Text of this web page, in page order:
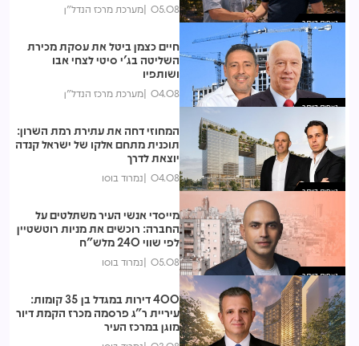
נצפות ביותר
05.08 מערכת מרכז הנדל"ן
נצפות ביותר
חיים כצמן ביטל את עסקת מכירת
השליטה בג'י סיטי לצחי אבו
ושותפיו
04.08 מערכת מרכז הנדל"ן
נצפות ביותר
המחוזי דחה את עתירת רמת השרון:
תוכנית מתחם אלקו של ישראל קנדה
יוצאת לדרך
04.08 נמרוד בוסו
נצפות ביותר
מייסדי אנשי העיר משתלטים על
החברה: רוכשים את מניות רוטשטיין
לפי שווי 240 מלש"ח
05.08 נמרוד בוסו
400 דירות במגדל בן 35 קומות:
עיריית ר"ג פרסמה מכרז הקמת דיור
מוגן במרכז העיר